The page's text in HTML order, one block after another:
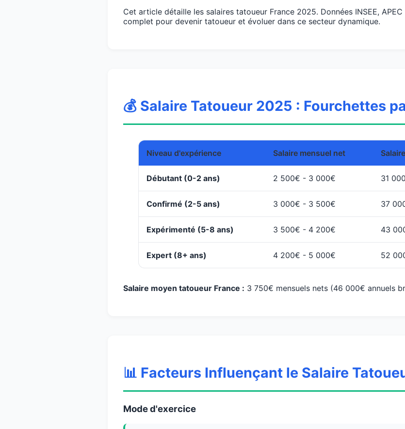
Cet article détaille les salaires tatoueur France 2025. Données INSEE,
complet pour devenir tatoueur et évoluer dans ce secteur dynamique.
💰 Salaire Tatoueur 2025 : Fourchettes
Niveau d'expérience Salaire mensuel net
Débutant (0-2 ans) 2 500€ - 3 000€ 31
Confirmé (2-5 ans) 3 000€ - 3 500€ 37
Expérimenté (5-8 ans) 3 500€ - 4 200€ 43
Expert (8+ ans) 4 200€ - 5 000€ 52
Salaire moyen tatoueur France : 3 750€ mensuels nets (46 000€ annuels
📊 Facteurs Influençant le Salaire
Mode d'exercice